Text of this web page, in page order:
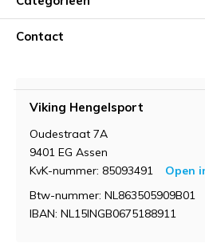
Contact
Viking Hengelsport
Oudestraat 7A
9401 EG Assen
KvK-nummer: 85093491
Open
Btw-nummer: NL863505909B01
IBAN: NL15INGB0675188911